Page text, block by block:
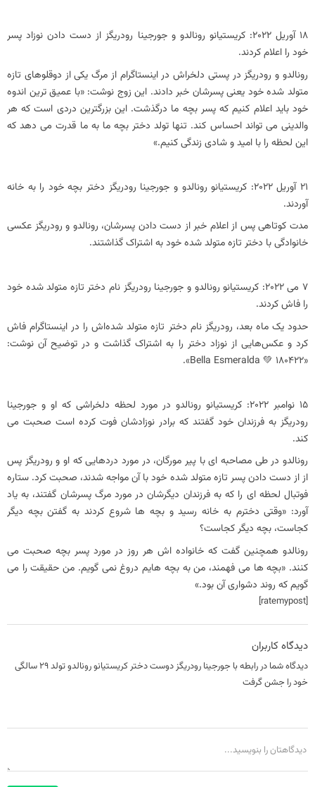
18 آوریل 2022: کریستیانو رونالدو و جورجینا رودریگز از دست دادن نوزاد پسر
خود را اعلام کردند.
رونالدو و رودریگز در پستی دلخراش در اینستاگرام از مرگ یکی از دوقلوهای تازه
متولد شده خود یعنی پسرشان خبر دادند. این زوج نوشت: «با عمیق ترین اندوه
خود باید اعلام کنیم که پسر بچه ما درگذشت. این بزرگترین دردی است که هر
والدینی می تواند احساس کند. تنها تولد دختر بچه ما به ما قدرت می دهد که
این لحظه را با امید و شادی زندگی کنیم.»
21 آوریل 2022: کریستیانو رونالدو و جورجینا رودریگز دختر بچه خود را به خانه
آوردند.
مدت کوتاهی پس از اعلام خبر از دست دادن پسرشان، رونالدو و رودریگز عکسی
خانوادگی با دختر تازه متولد شده خود به اشتراک گذاشتند.
7 می 2022: کریستیانو رونالدو و جورجینا رودریگز نام دختر تازه متولد شده خود
را فاش کردند.
حدود یک ماه بعد، رودریگز نام دختر تازه متولد شده‌اش را در اینستاگرام فاش
کرد و عکس‌هایی از نوزاد دختر را به اشتراک گذاشت و در توضیح آن نوشت:
«Bella Esmeralda 💚 180422».
15 نوامبر 2022: کریستیانو رونالدو در مورد لحظه دلخراشی که او و جورجینا
رودریگز به فرزندان خود گفتند که برادر نوزادشان فوت کرده است صحبت می
کند.
رونالدو در طی مصاحبه ای با پیر مورگان، در مورد دردهایی که او و رودریگز پس
از از دست دادن پسر تازه متولد شده خود با آن مواجه شدند، صحبت کرد. ستاره
فوتبال لحظه ای را که به فرزندان دیگرشان در مورد مرگ پسرشان گفتند، به یاد
آورد: «وقتی دخترم به خانه رسید و بچه ها شروع کردند به گفتن بچه دیگر
کجاست، بچه دیگر کجاست؟
رونالدو همچنین گفت که خانواده اش هر روز در مورد پسر بچه صحبت می
کنند. «بچه ها می فهمند، من به بچه هایم دروغ نمی گویم. من حقیقت را می
گویم که روند دشواری آن بود.»
[ratemypost]
دیدگاه کاربران
دیدگاه شما در رابطه با جورجینا رودریگز دوست دختر کریستیانو رونالدو تولد ۲۹ سالگی
خود را جشن گرفت